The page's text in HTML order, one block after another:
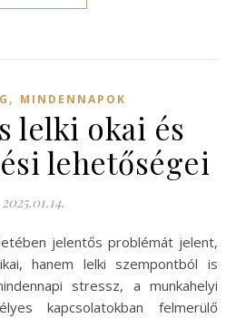
, MINDENNAPOK
lelki okai és
lehetőségei
2025.01.14.
hanem lelki szempontból is
stressz, a munkahelyi
kapcsolatokban felmerülő